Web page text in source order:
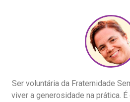
Ser voluntária da Fraternidade
viver a generosidade na prática.